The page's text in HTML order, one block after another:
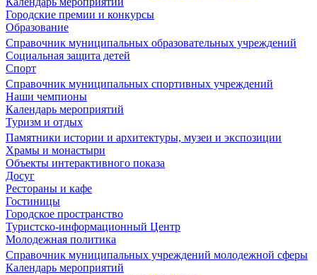
Городские премии и конкурсы
Образование
Справочник муниципальных образовательных учреждений
Социальная защита детей
Спорт
Справочник муниципальных спортивных учреждений
Наши чемпионы
Календарь мероприятий
Туризм и отдых
Памятники истории и архитектуры, музеи и экспозиции
Храмы и монастыри
Объекты интерактивного показа
Досуг
Рестораны и кафе
Гостиницы
Городское пространство
Туристско-информационный Центр
Молодежная политика
Справочник муниципальных учреждений молодежной сферы
Календарь мероприятий